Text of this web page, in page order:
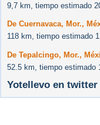
9,7 km, tiempo estimado
De Cuernavaca, Mor.,
118 km, tiempo estimado
De Tepalcingo, Mor.,
52.5 km, tiempo estimado
Yotellevo en twitter